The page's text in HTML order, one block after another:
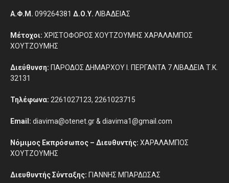
Α.Φ.Μ. 099264381 Δ.Ο.Υ. ΛΙΒΑΔΕΙΑΣ
Μέτοχοι: ΧΡΙΣΤΟΦΟΡΟΣ ΧΟΥΤΖΟΥΜΗΣ ΧΑΡΑΛΑΜΠΟΣ
ΧΟΥΤΖΟΥΜΗΣ
Διεύθυνση: ΠΑΡΟΔΟΣ ΔΗΜΑΡΧΟΥ Ι. ΠΕΡΓΑΝΤΑ 7 ΛΙΒΑΔΕΙΑ Τ.Κ.
32131
Τηλέφωνα: 2261027123, 2261023715
Email: diavima@otenet.gr & diavima1@gmail.com
Νόμιμος Εκπρόσωπος – Διευθυντής: ΧΑΡΑΛΑΜΠΟΣ
ΧΟΥΤΖΟΥΜΗΣ
Διευθυντής Σύνταξης: ΓΙΑΝΝΗΣ ΜΠΑΡΔΩΣΑΣ